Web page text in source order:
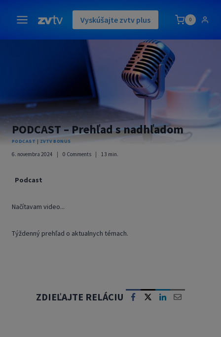
content
Vyskúšajte zvtv plus 0
PODCAST – Prehľad s nadhľadom
PODCAST | ZVTV BONUS
6. novembra 2024 0 Comments 13 min.
Podcast
Načítavam video...
Týždenný prehľad o aktualnych témach.
ZDIEĽAJTE RELÁCIU